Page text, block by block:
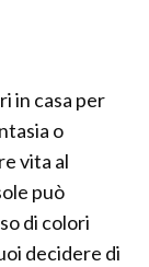
in casa per
o
vita al
può
di colori
decidere di